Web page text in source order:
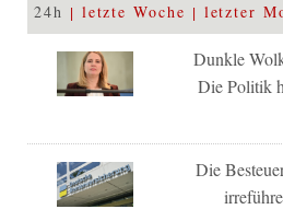
24h letzte Woche letzter
Dunkle
Die Politik
Die